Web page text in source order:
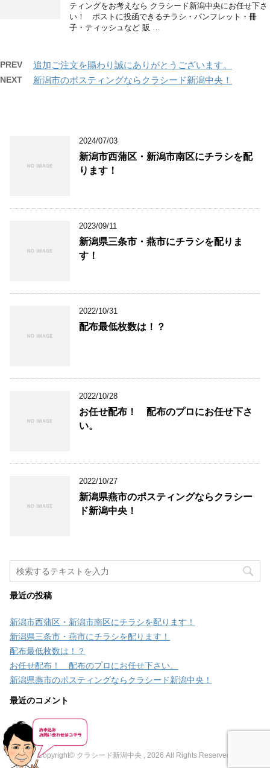
ティングをお考えなら クラシード新潟中央にお任せ下さ
い！ ポストに投函できるチラシ・パンフレット・冊
子・ティッシュなど 販 …
PREV 追加ご注文を賜わり誠にありがとうございます。
NEXT 新潟市のポスティングならクラシード新潟中央！
2024/07/03
新潟市西蒲区・新潟市南区にチラシを配
ります！
2023/09/11
新潟県三条市・燕市にチラシを配りま
す！
2022/10/31
配布最低枚数は！？
2022/10/28
お任せ配布！ 配布のプロにお任せ下さ
い。
2022/10/27
新潟県燕市のポスティングならクラシー
ド新潟中央！
最近の投稿
新潟市西蒲区・新潟市南区にチラシを配ります！
新潟県三条市・燕市にチラシを配ります！
配布最低枚数は！？
お任せ配布！ 配布のプロにお任せ下さい。
新潟県燕市のポスティングならクラシード新潟中央！
最近のコメント
Copyright© クラシード新潟中央 , 2026 All Rights Reserved.